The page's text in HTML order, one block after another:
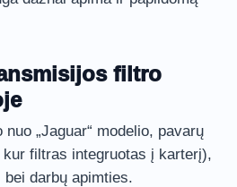
filtro
„Jaguar“ modelio, pavarų
filtras integruotas į karterį),
darbų apimties.